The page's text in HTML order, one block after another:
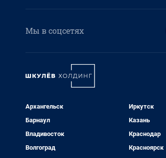
Мы в соцсетях
Архангельск
Барнаул
Владивосток
Волгоград
Иркутск
Казань
Краснодар
Красноярск